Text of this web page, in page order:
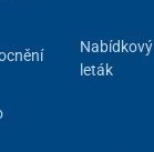
Nabídkový
leták